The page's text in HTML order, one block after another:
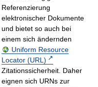
Referenzierung
elektronischer Dokumente
und bietet so auch bei
einem sich ändernden
Uniform Resource
Locator (URL)
Zitationssicherheit. Daher
eignen sich URNs zur